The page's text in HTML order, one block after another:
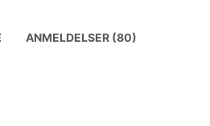
ANMELDELSER (80)